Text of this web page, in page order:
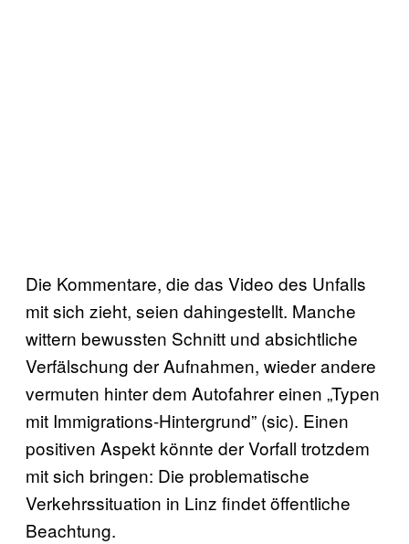
Die Kommentare, die das Video des Unfalls
mit sich zieht, seien dahingestellt. Manche
wittern bewussten Schnitt und absichtliche
Verfälschung der Aufnahmen, wieder andere
vermuten hinter dem Autofahrer einen „Typen
mit Immigrations-Hintergrund” (sic). Einen
positiven Aspekt könnte der Vorfall trotzdem
mit sich bringen: Die problematische
Verkehrssituation in Linz findet öffentliche
Beachtung.